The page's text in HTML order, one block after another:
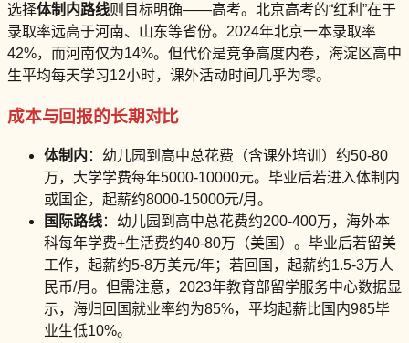
选择体制内路线则目标明确——高考。北京高考的“红利”在于
录取率远高于河南、山东等省份。2024年北京一本录取率
42%，而河南仅为14%。但代价是竞争高度内卷，海淀区高中
生平均每天学习12小时，课外活动时间几乎为零。
成本与回报的长期对比
体制内 ：幼儿园到高中总花费（含课外培训）约50-80
万，大学学费每年5000-10000元。毕业后若进入体制内
或国企，起薪约8000-15000元/月。
国际路线：幼儿园到高中总花费约200-400万，海外本
科每年学费+生活费约40-80万（美国）。毕业后若留美
工作，起薪约5-8万美元/年；若回国，起薪约1.5-3万人
民币/月。但需注意，2023年教育部留学服务中心数据显
示，海归回国就业率约为85%，平均起薪比国内985毕
业生低10%。